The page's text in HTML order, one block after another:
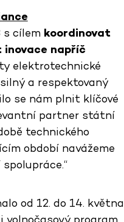
s cílem koordinovat
napříč
elektrotechnické
a respektovaný
se nám plnit klíčové
partner státní
technického
období navážeme
od 12. do 14. května
volnočasový program